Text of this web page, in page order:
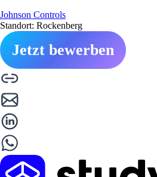
Johnson Controls
Standort: Rockenberg
Jetzt bewerben